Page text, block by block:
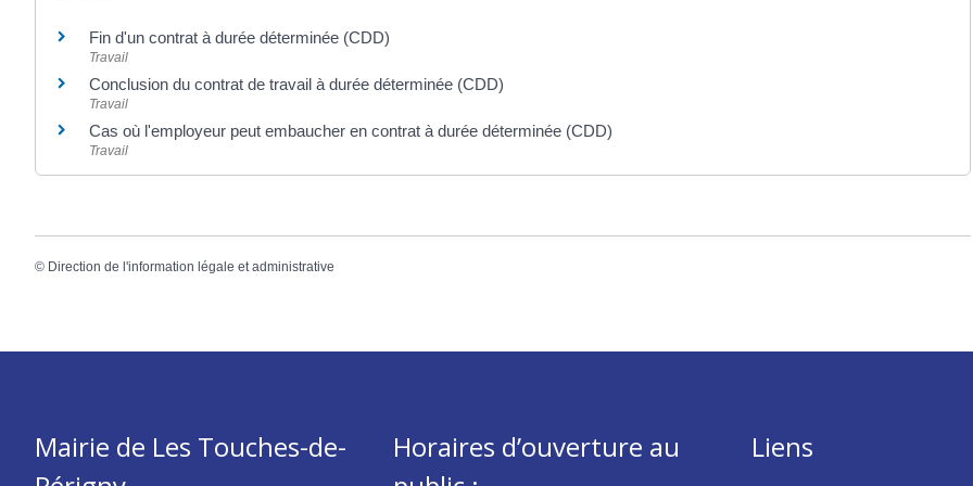
Fin d'un contrat à durée déterminée (CDD)
Travail
Conclusion du contrat de travail à durée déterminée (CDD)
Travail
Cas où l'employeur peut embaucher en contrat à durée déterminée (CDD)
Travail
© Direction de l'information légale et administrative
Mairie de Les Touches-de-
Horaires d’ouverture au
Liens